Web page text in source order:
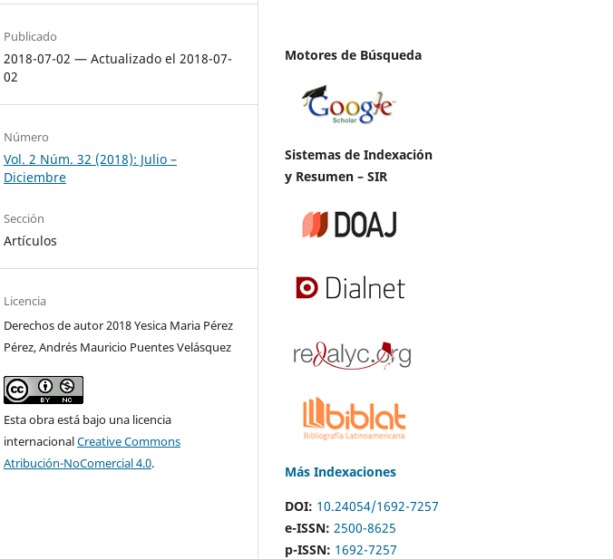
Publicado
2018-07-02 — Actualizado el 2018-07-
02
Número
Vol. 2 Núm. 32 (2018): Julio –
Diciembre
Sección
Artículos
Licencia
Derechos de autor 2018 Yesica Maria Pérez
Pérez, Andrés Mauricio Puentes Velásquez
Esta obra está bajo una licencia
internacionalCreative Commons
Atribución-NoComercial 4.0.
Motores de Búsqueda
Sistemas de Indexación
y Resumen – SIR
Más Indexaciones
DOI: 10.24054/1692-7257
e-ISSN: 2500-8625
p-ISSN: 1692-7257